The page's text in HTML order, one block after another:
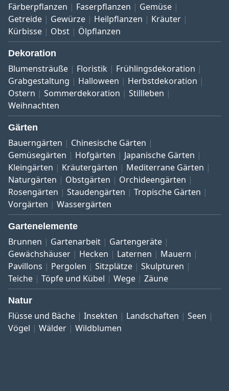
Färberpflanzen Faserpflanzen
Gemüse
Getreide
Gewürze Heilpflanzen
Kräuter
Kürbisse
Obst Ölpflanzen
Dekoration
Blumensträuße Floristik
Frühlingsdekoration
Grabgestaltung
Halloween
Herbstdekoration
Ostern
Sommerdekoration
Stillleben
Weihnachten
Gärten
Bauerngärten
Chinesische Gärten
Gemüsegärten
Hofgärten
Japanische Gärten
Kleingärten
Kräutergärten
Mediterrane Gärten
Naturgärten
Obstgärten
Orchideengärten
Rosengärten
Staudengärten
Tropische Gärten
Vorgärten
Wassergärten
Gartenelemente
Brunnen Gartenarbeit
Gartengeräte
Gewächshäuser
Hecken Laternen
Mauern
Pavillons
Pergolen Sitzplätze
Skulpturen
Teiche
Töpfe und Kübel Wege Zäune
Natur
Flüsse und Bäche Insekten Landschaften
Seen
Vögel
Wälder Wildblumen